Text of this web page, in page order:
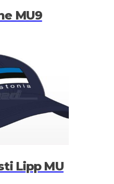
MU9
Lipp MU